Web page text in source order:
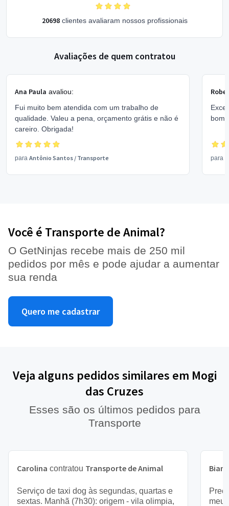
20698clientes avaliaram nossos profissionais
Avaliações de quem contratou
Ana Paula avaliou:
Fui muito bem atendida com um trabalho de
qualidade. Valeu a pena, orçamento grátis e não é
careiro. Obrigada!
para Antônio Santos / Transporte
bom
para
Você é Transporte de Animal?
O GetNinjas recebe mais de 250 mil
pedidos por mês e pode ajudar a aumentar
sua renda
Quero me cadastrar
Veja alguns pedidos similares em Mogi
das Cruzes
Esses são os últimos pedidos para
Transporte
Carolina contratou Transporte de Animal
Serviço de taxi dog às segundas, quartas e
sextas. Manhã (7h30): origem - vila olimpia,
meu